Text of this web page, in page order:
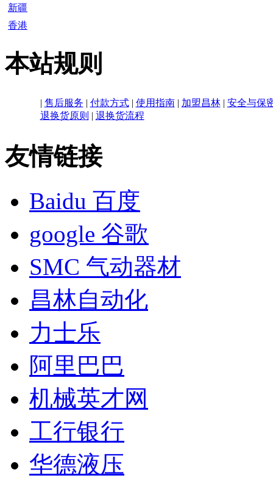
新疆
香港
本站规则
| 售后服务 | 付款方式| 使用指南| 加盟昌林| 安全与保
退换货原则 | 退换货流程
友情链接
Baidu 百度
google 谷歌
SMC 气动器材
昌林自动化
力士乐
阿里巴巴
机械英才网
工行银行
华德液压